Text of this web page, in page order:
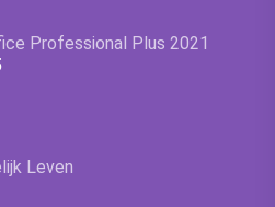
Professional Plus 2021
Leven